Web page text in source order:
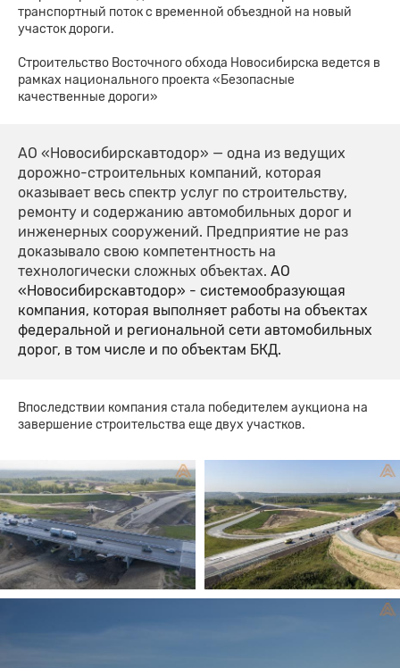
транспортный поток с временной объездной на новый
участок дороги.
Строительство Восточного обхода Новосибирска ведется в
рамках национального проекта «Безопасные
качественные дороги»
АО «Новосибирскавтодор» — одна из ведущих
дорожно-строительных компаний, которая
оказывает весь спектр услуг по строительству,
ремонту и содержанию автомобильных дорог и
инженерных сооружений. Предприятие не раз
доказывало свою компетентность на
технологически сложных объектах. АО
«Новосибирскавтодор» - системообразующая
компания, которая выполняет работы на объектах
федеральной и региональной сети автомобильных
дорог, в том числе и по объектам БКД.
Впоследствии компания стала победителем аукциона на
завершение строительства еще двух участков.